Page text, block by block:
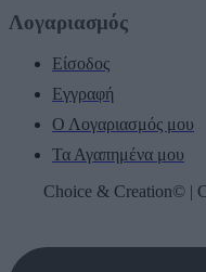
Λογαριασμός
Είσοδος
Εγγραφή
Ο Λογαριασμός μου
Τα Αγαπημένα μου
Choice & Creation© |